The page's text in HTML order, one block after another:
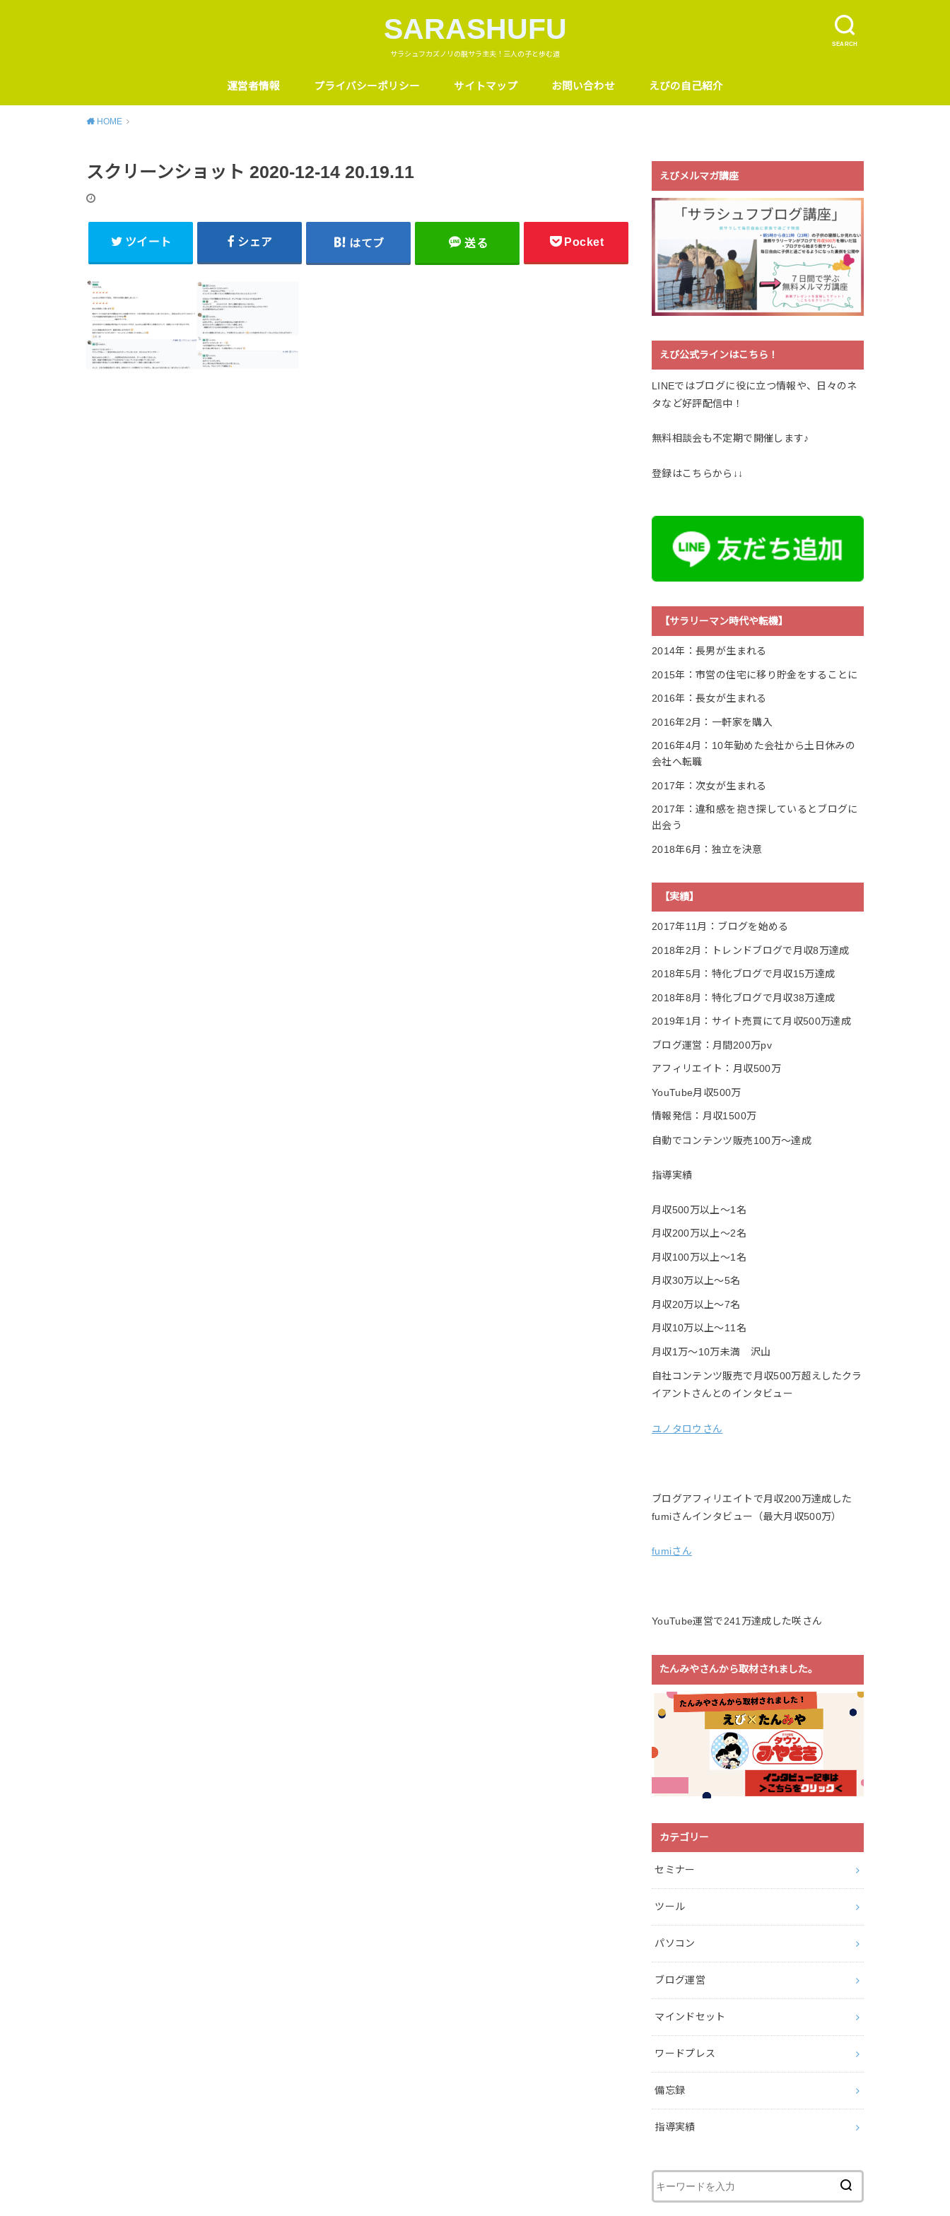
SEARCH
SARASHUFU
サラシュフカズノリの脱サラ主夫！三人の子と歩む道
運営者情報 プライバシーポリシー サイトマップ お問い合わせ えびの自己紹介
HOME
スクリーンショット 2020-12-14 20.19.11
ツイート シェア はてブ 送る Pocket
えびメルマガ講座
えび公式ラインはこちら！
LINEではブログに役に立つ情報や、日々のネ
タなど好評配信中！
無料相談会も不定期で開催します♪
登録はこちらから↓↓
【サラリーマン時代や転機】
2014年：長男が生まれる
2015年：市営の住宅に移り貯金をすることに
2016年：長女が生まれる
2016年2月：一軒家を購入
2016年4月：10年勤めた会社から土日休みの
会社へ転職
2017年：次女が生まれる
2017年：違和感を抱き探しているとブログに
出会う
2018年6月：独立を決意
【実績】
2017年11月：ブログを始める
2018年2月：トレンドブログで月収8万達成
2018年5月：特化ブログで月収15万達成
2018年8月：特化ブログで月収38万達成
2019年1月：サイト売買にて月収500万達成
ブログ運営：月間200万pv
アフィリエイト：月収500万
YouTube月収500万
情報発信：月収1500万
自動でコンテンツ販売100万〜達成
指導実績
月収500万以上〜1名
月収200万以上〜2名
月収100万以上〜1名
月収30万以上〜5名
月収20万以上〜7名
月収10万以上〜11名
月収1万〜10万未満 沢山
自社コンテンツ販売で月収500万超えしたクラ
イアントさんとのインタビュー
ユノタロウさん
ブログアフィリエイトで月収200万達成した
fumiさんインタビュー（最大月収500万）
fumiさん
YouTube運営で241万達成した咲さん
たんみやさんから取材されました。
カテゴリー
セミナー
ツール
パソコン
ブログ運営
マインドセット
ワードプレス
備忘録
指導実績